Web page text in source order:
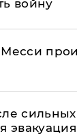
войну
эвакуация